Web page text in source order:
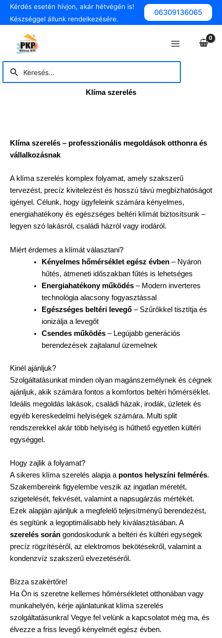
SkipKérdés esetén hívjon, akár hétvégén is!
Készséggel állunk rendelkezésére.
06309136065
for:
Search
Klíma szerelés
Klíma szerelés – professzionális megoldások otthonra és
vállalkozásnak
A klíma szerelés komplex folyamat, amely szakszerű
tervezést, precíz kivitelezést és hosszú távú megbízhatóságot
igényel. Célunk, hogy ügyfeleink számára kényelmes,
energiahatékony és egészséges beltéri klímát biztosítsunk –
legyen szó lakásról, családi házról vagy irodáról.
Miért érdemes a klímát választani?
Kényelmes hőmérséklet egész évben– Nyáron
hűtés, átmeneti időszakban fűtés is lehetséges
Energiahatékony működés– Modern inverteres
technológia alacsony fogyasztással
Egészséges beltéri levegő– Szűrőkkel tisztítja és
ionizálja a levegőt
Csendes működés– Legújabb generációs
berendezések zajtalanul üzemelnek
Kinél ajánljuk?
Szolgáltatásunkat minden olyan magánszemélynek és cégnek
ajánljuk, akik számára fontos a komfortos beltéri hőmérséklet.
Ideális megoldás lakások, családi házak, irodák, üzletek és
egyéb kereskedelmi helyiségek számára. Multi split
rendszerekkel akár több helyiség is hűthető egyetlen kültéri
egységgel.
Hogy zajlik a folyamat?
A sikeres klíma szerelés alapja a pontos helyszíni felmérés.
Szakembereink figyelembe veszik az ingatlan méretét,
szigetelését, fekvését, valamint a napsugárzás mértékét.
Ezek alapján ajánljuk a megfelelő teljesítményű berendezést,
és segítünk a legoptimálisabb hely kiválasztásában. A
szerelés során gondoskodunk a beltéri és kültéri egységek
precíz rögzítéséről, az elektromos bekötésekről, valamint a
kondenzvíz szakszerű elvezetéséről.
Bízza szakértőre!
Ha Ön is szeretne kellemes hőmérsékletet otthonában vagy
munkahelyén, kérje ajánlatunkat klíma szerelés
szolgáltatásunkra! Vegye fel velünk a kapcsolatot még ma, és
élvezze a friss levegő kényelmét egész évben.